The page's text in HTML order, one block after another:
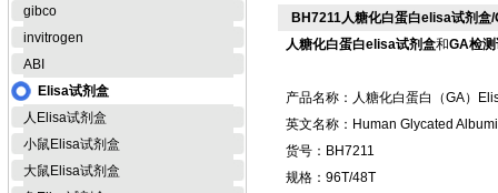
gibco
invitrogen
ABI
Elisa试剂盒
人Elisa试剂盒
小鼠Elisa试剂盒
大鼠Elisa试剂盒
BH7211人糖化白蛋白elisa试剂盒
人糖化白蛋白elisa试剂盒和GA检
产品名称：人糖化白蛋白（GA）
英文名称：Human Glycated
货号：BH7211
规格：96T/48T